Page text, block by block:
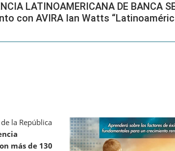
LATINOAMERICANA DE BANCA
con AVIRA Ian Watts
la República
más de 130